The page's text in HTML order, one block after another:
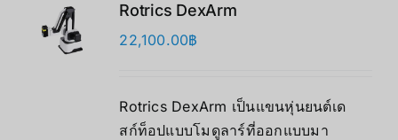
Rotrics DexArm
22,100.00฿
Rotrics DexArm เป็นแขนหุ่นยนต์เด
สก์ท็อปแบบโมดูลาร์ที่ออกแบบมา